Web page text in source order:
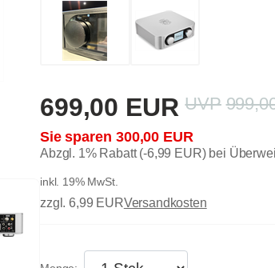
300,00 EUR
699,00 EUR
Abzgl. 1% Rabatt (-6,99 EUR) bei
inkl. 19% MwSt.
zzgl. 6,99 EURVersandkosten